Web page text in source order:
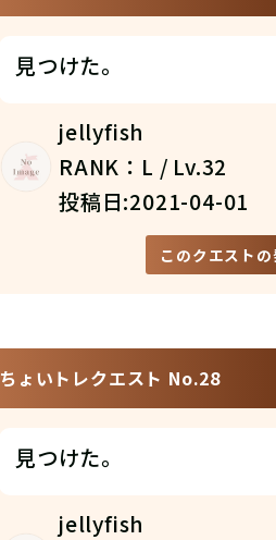
見つけた。
jellyfish
RANK：L / Lv.32
投稿日:2021-04-01
このクエスト
ちょいトレクエスト No.28
見つけた。
jellyfish